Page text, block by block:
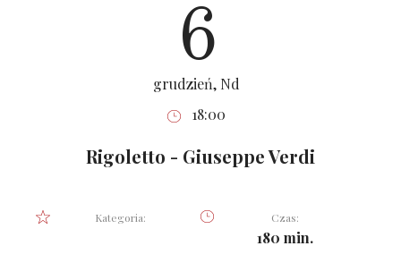
6
grudzień, Nd
18:00
Rigoletto - Giuseppe Verdi
Kategoria: Czas:
180 min.